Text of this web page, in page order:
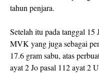
tahun penjara.
Setelah itu pada tanggal 15
MVK yang juga sebagai
17.6 gram sabu, atas
ayat 2 Jo pasal 112 ayat 2